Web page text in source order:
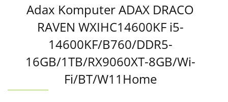
Adax Komputer ADAX DRACO
RAVEN WXIHC14600KF i5-
14600KF/B760/DDR5-
16GB/1TB/RX9060XT-8GB/Wi-
Fi/BT/W11Home